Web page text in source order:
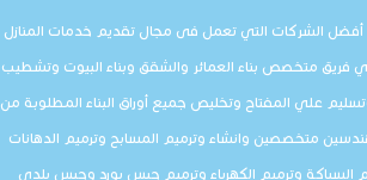
الشركات التي تعمل فى مجال تقديم خدمات المنازل
فريق متخصص بناء العمائر والشقق وبناء البيوت وتشطيب
علي المفتاح وتخليص جميع أوراق البناء المطلوبة من
متخصصين وانشاء وترميم المسابح وترميم الدهانات
السباكة وترميم الكهرباء وترميم جبس بورد وجبس بلدي